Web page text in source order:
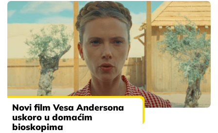
Novi film Vesa Andersona
uskoro u domaćim
bioskopima